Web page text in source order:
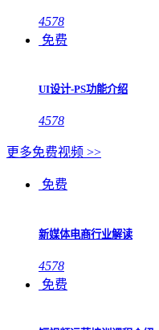
4578
免费
UI设计-PS功能介绍
4578
更多免费视频 >>
免费
新媒体电商行业解读
4578
免费